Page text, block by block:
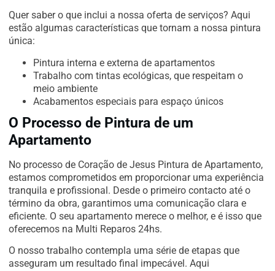
Quer saber o que inclui a nossa oferta de serviços? Aqui
estão algumas características que tornam a nossa pintura
única:
Pintura interna e externa de apartamentos
Trabalho com tintas ecológicas, que respeitam o
meio ambiente
Acabamentos especiais para espaço únicos
O Processo de Pintura de um
Apartamento
No processo de Coração de Jesus Pintura de Apartamento,
estamos comprometidos em proporcionar uma experiência
tranquila e profissional. Desde o primeiro contacto até o
término da obra, garantimos uma comunicação clara e
eficiente. O seu apartamento merece o melhor, e é isso que
oferecemos na Multi Reparos 24hs.
O nosso trabalho contempla uma série de etapas que
asseguram um resultado final impecável. Aqui